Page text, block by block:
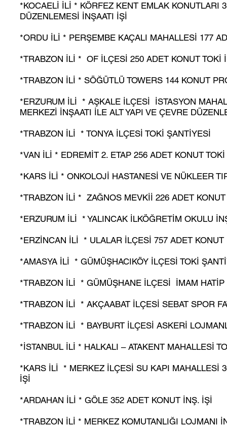
*KOCAELİ İLİ * KÖRFEZ KENT EMLAK KONUTLARI
DÜZENLEMESİ İNŞAATI İŞİ
*ORDU İLİ * PERŞEMBE KAÇALI MAHALLESİ 177
*TRABZON İLİ * OF İLÇESİ 250 ADET KONUT TOKİ
*TRABZON İLİ * SÖĞÜTLÜ TOWERS 144 KONUT
*ERZURUM İLİ * AŞKALE İLÇESİ İSTASYON
MERKEZİ İNŞAATI İLE ALT YAPI VE ÇEVRE
*TRABZON İLİ * TONYA İLÇESİ TOKİ ŞANTİYESİ
*VAN İLİ * EDREMİT 2. ETAP 256 ADET KONUT
*KARS İLİ * ONKOLOJİ HASTANESİ VE NÜKLEER
*TRABZON İLİ * ZAĞNOS MEVKİİ 226 ADET
*ERZURUM İLİ * YALINCAK İLKÖĞRETİM OKULU
*ERZİNCAN İLİ * ULALAR İLÇESİ 757 ADET KONUT
*AMASYA İLİ * GÜMÜŞHACIKÖY İLÇESİ TOKİ
*TRABZON İLİ * GÜMÜŞHANE İLÇESİ İMAM HATİP
*TRABZON İLİ * AKÇAABAT İLÇESİ SEBAT SPOR
*TRABZON İLİ * BAYBURT İLÇESİ ASKERİ
*İSTANBUL İLİ * HALKALI – ATAKENT MAHALLESİ
*KARS İLİ * MERKEZ İLÇESİ SU KAPI MAHALLESİ
İŞİ
*ARDAHAN İLİ * GÖLE 352 ADET KONUT İNŞ. İŞİ
*TRABZON İLİ * MERKEZ KOMUTANLIĞI LOJMANI